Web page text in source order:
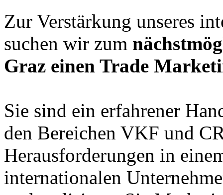
Zur Verstärkung unseres
suchen wir zum
Graz einen Trade
Sie sind ein erfahrener
den Bereichen VKF und
Herausforderungen in
internationalen